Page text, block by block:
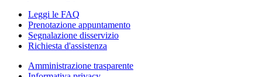
Leggi le FAQ
Prenotazione appuntamento
Segnalazione disservizio
Richiesta d'assistenza
Amministrazione trasparente